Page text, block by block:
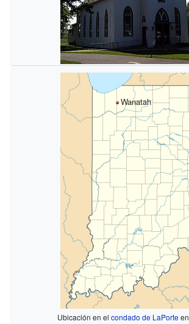
Wanatah
Ubicación en el condado de LaPorteen